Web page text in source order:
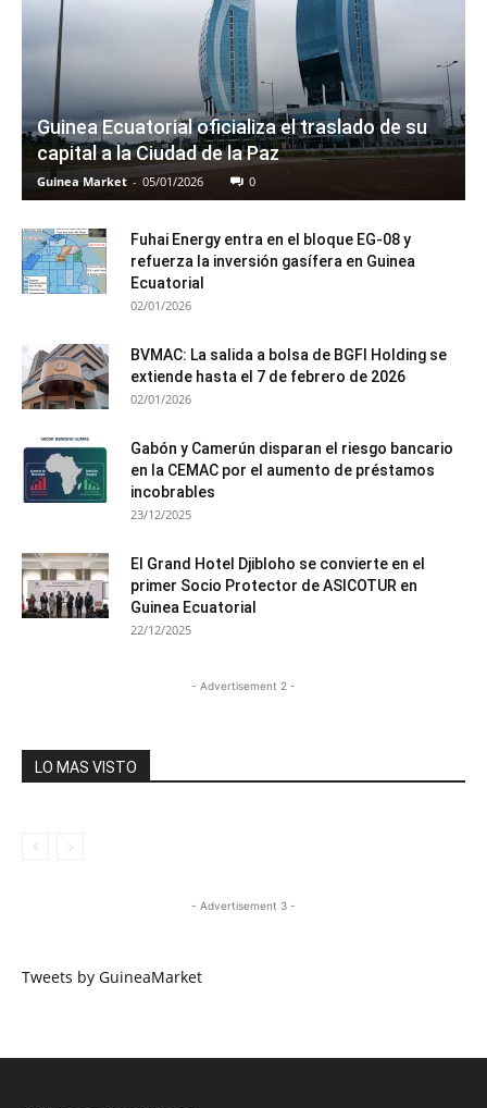
Guinea Ecuatorial oficializa el traslado de su
capital a la Ciudad de la Paz
Guinea Market - 05/01/2026 0
Fuhai Energy entra en el bloque EG-08 y
refuerza la inversión gasífera en Guinea
Ecuatorial
02/01/2026
BVMAC: La salida a bolsa de BGFI Holding se
extiende hasta el 7 de febrero de 2026
02/01/2026
Gabón y Camerún disparan el riesgo bancario
en la CEMAC por el aumento de préstamos
incobrables
23/12/2025
El Grand Hotel Djibloho se convierte en el
primer Socio Protector de ASICOTUR en
Guinea Ecuatorial
22/12/2025
- Advertisement 2 -
LO MAS VISTO
- Advertisement 3 -
Tweets by GuineaMarket